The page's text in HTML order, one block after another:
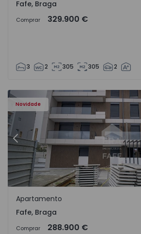
Fafe, Braga
Comprar 329.900 €
3 2 305 305 2
Novidade
Anterior
Fafe, Braga
Apartamento
Fafe, Braga
Comprar 288.900 €